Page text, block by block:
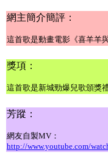
網主簡介簡評：
這首歌是動畫電影《喜羊羊
獎項：
這首歌是新城勁爆兒歌頒獎
芳蹤：
網友自製MV：
http://www.youtube.com/